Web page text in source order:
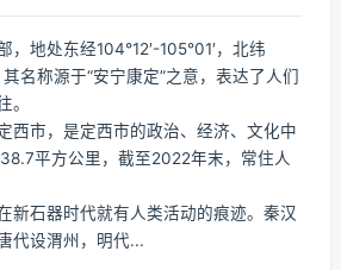
，地处东经104°12′-105°01′，北纬
其名称源于“安宁康定”之意，表达了人们
。
西市，是定西市的政治、经济、文化中
平方公里，截至2022年末，常住人
新石器时代就有人类活动的痕迹。秦汉
代设渭州，明代...